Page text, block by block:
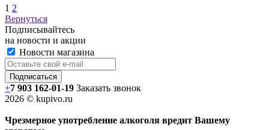
1 2
Вернуться
Подписывайтесь
на новости и акции
Новости магазина
+7 903 162-01-19 Заказать звонок
2026 © kupivo.ru
Чрезмерное употребление алкоголя вредит Вашему